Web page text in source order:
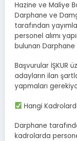
Hazine ve Maliye
Darphane ve
tarafından
personel alımı
bulunan
Başvurular İŞKUR
adayların ilan
yapmaları
Hangi
Darphane
kadrolarda